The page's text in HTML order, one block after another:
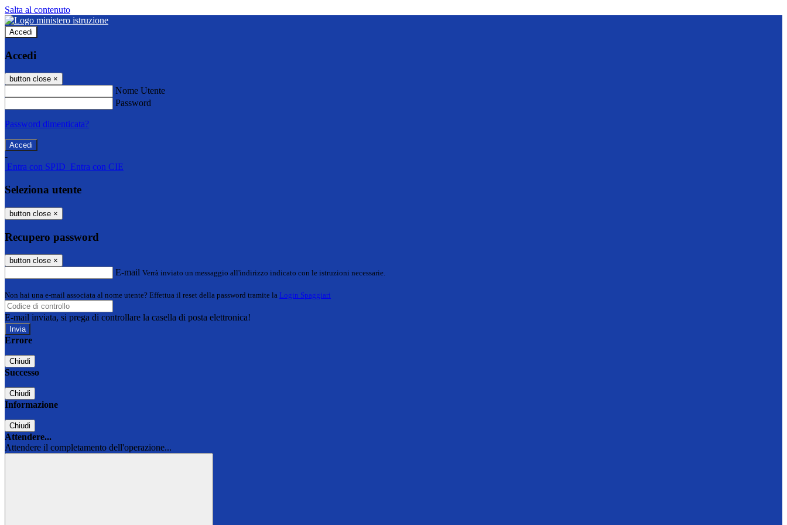
Salta al contenuto
Accedi
Accedi
button close ×
Nome Utente
Password
Password dimenticata?
-
Entra con SPID Entra con CIE
Seleziona utente
button close ×
Recupero password
button close ×
E-mail Verrà inviato un messaggio all'indirizzo indicato con le istruzioni necessarie.
Non hai una e-mail associata al nome utente? Effettua il reset della password tramite la Login Spaggiari
E-mail inviata, si prega di controllare la casella di posta elettronica!
Errore
Chiudi
Successo
Chiudi
Informazione
Chiudi
Attendere...
Attendere il completamento dell'operazione...